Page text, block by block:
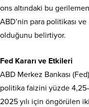
ons altındaki bu
ABD’nin para politikası
olduğunu belirtiyor.
Fed Kararı ve Etkileri
ABD Merkez Bankası
politika faizini yüzde
2025 yılı için öngörülen